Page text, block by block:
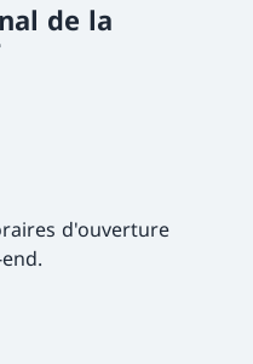
de la
d'ouverture